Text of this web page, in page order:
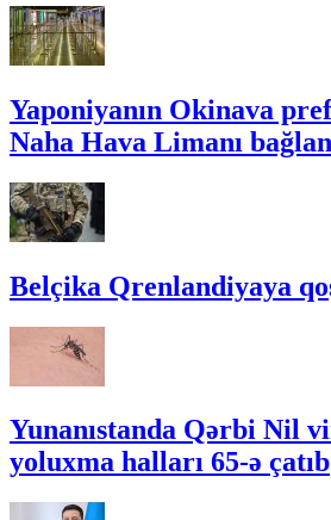
Yaponiyanın Okinava
Naha Hava Limanı
Belçika Qrenlandiyaya
Yunanıstanda Qərbi Nil
yoluxma halları 65-ə çatıb